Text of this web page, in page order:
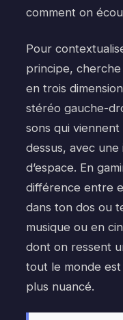
comment on
Pour
principe,
en trois
stéréo gauche-
sons qui
dessus, avec
d’espace. En
différence entre
dans ton dos ou
musique ou en
dont on ressent
tout le monde est
plus nuancé.